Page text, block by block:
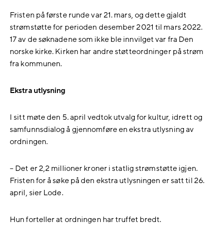
Fristen på første runde var 21. mars, og dette gjaldt
strømstøtte for perioden desember 2021 til mars 2022.
17 av de søknadene som ikke ble innvilget var fra Den
norske kirke. Kirken har andre støtteordninger på strøm
fra kommunen.
Ekstra utlysning
I sitt møte den 5. april vedtok utvalg for kultur, idrett og
samfunnsdialog å gjennomføre en ekstra utlysning av
ordningen.
– Det er 2,2 millioner kroner i statlig strømstøtte igjen.
Fristen for å søke på den ekstra utlysningen er satt til 26.
april, sier Lode.
Hun forteller at ordningen har truffet bredt.